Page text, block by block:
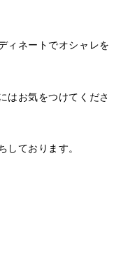
ィネートでオシャレを
はお気をつけてくださ
しております。